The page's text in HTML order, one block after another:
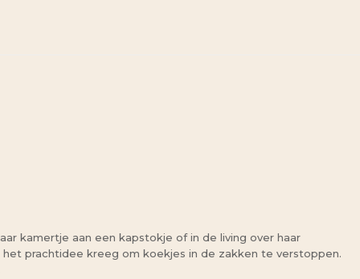
kamertje aan een kapstokje of in de living over haar
prachtidee kreeg om koekjes in de zakken te verstoppen.